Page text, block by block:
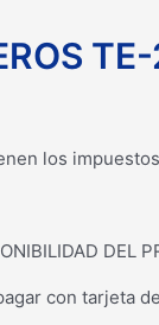
los
DEL
con tarjeta